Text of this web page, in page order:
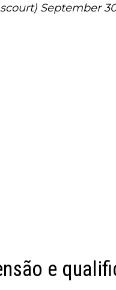
September
e